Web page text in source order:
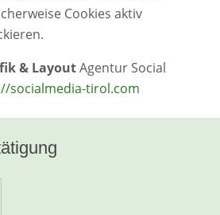
Cookies aktiv
& LayoutAgentur Social
socialmedia-tirol.com